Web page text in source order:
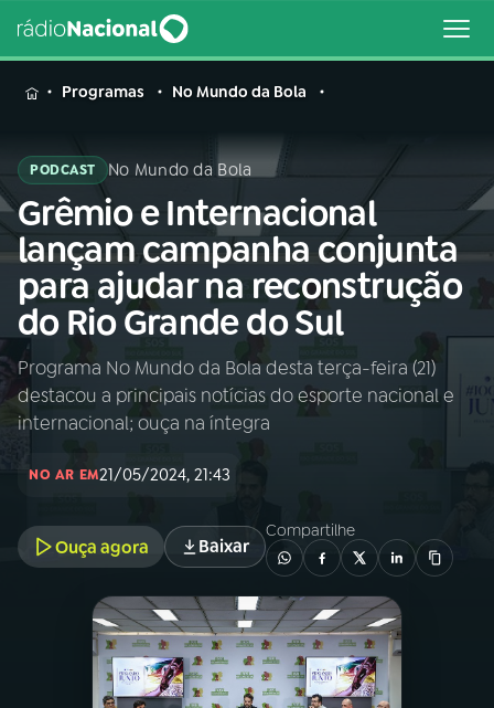
MENU
Buscar
na
Rádio
Nacional
Buscar
AO VIVO
01INÍCIO
02A RÁDIO
03PROGRAMAÇÃO
PROGRAMAS
PODCASTS
Programas No Mundo da Bola
PODCAST No Mundo da Bola
Grêmio e Internacional
lançam campanha conjunta
para ajudar na reconstrução
do Rio Grande do Sul
Programa No Mundo da Bola desta terça-feira (21)
destacou a principais notícias do esporte nacional e
internacional; ouça na íntegra
NO AR EM21/05/2024, 21:43
Ouça agora Baixar
Compartilhe